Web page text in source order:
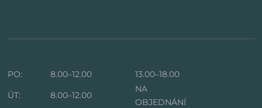
PO: 8.00–12.00
13.00–18.00
ÚT:
8.00–12.00
NA
OBJEDNÁNÍ